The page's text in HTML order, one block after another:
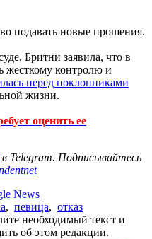
подавать новые прошения.
Бритни заявила, что в
жесткому контролю и
перед поклонниками
жизни.
оценить ее
в Telegram. Подписывайтесь
News
, певица, отказ
необходимый текст и
об этом редакции.